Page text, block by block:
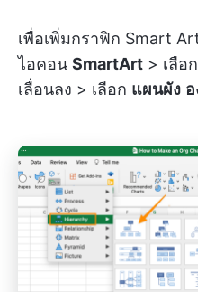
เพื่อเพิ่มกราฟิก Smart
ไอคอน SmartArt > เลือก
เลื่อนลง > เลือก แผนผัง